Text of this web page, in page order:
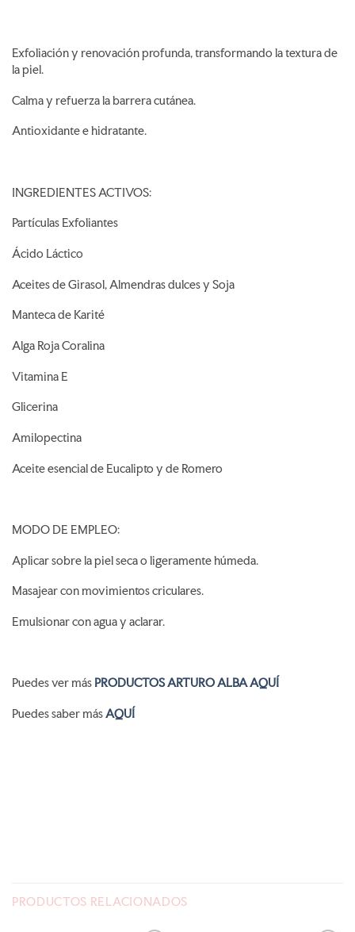
Exfoliación y renovación profunda, transformando la textura de
la piel.
Calma y refuerza la barrera cutánea.
Antioxidante e hidratante.
INGREDIENTES ACTIVOS:
Partículas Exfoliantes
Ácido Láctico
Aceites de Girasol, Almendras dulces y Soja
Manteca de Karité
Alga Roja Coralina
Vitamina E
Glicerina
Amilopectina
Aceite esencial de Eucalipto y de Romero
MODO DE EMPLEO:
Aplicar sobre la piel seca o ligeramente húmeda.
Masajear con movimientos criculares.
Emulsionar con agua y aclarar.
Puedes ver más PRODUCTOS ARTURO ALBA AQUÍ
Puedes saber másAQUÍ
PRODUCTOS RELACIONADOS